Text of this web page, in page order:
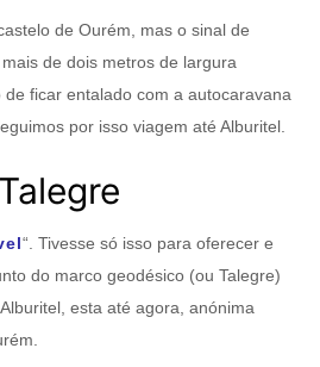
de Ourém, mas o sinal de
de dois metros de largura
ficar entalado com a autocaravana
por isso viagem até Alburitel.
“. Tivesse só isso para oferecer e
do marco geodésico (ou Talegre)
esta até agora, anónima